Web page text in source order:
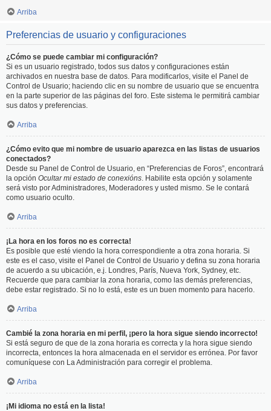
Arriba
Preferencias de usuario y configuraciones
¿Cómo se puede cambiar mi configuración?
Si es un usuario registrado, todos sus datos y configuraciones están
archivados en nuestra base de datos. Para modificarlos, visite el Panel de
Control de Usuario; haciendo clic en su nombre de usuario que se encuentra
en la parte superior de las páginas del foro. Este sistema le permitirá cambiar
sus datos y preferencias.
Arriba
¿Cómo evito que mi nombre de usuario aparezca en las listas de usuarios
conectados?
Desde su Panel de Control de Usuario, en “Preferencias de Foros”, encontrará
la opción Ocultar mi estado de conexións. Habilite esta opción y solamente
será visto por Administradores, Moderadores y usted mismo. Se le contará
como usuario oculto.
Arriba
¡La hora en los foros no es correcta!
Es posible que esté viendo la hora correspondiente a otra zona horaria. Si
este es el caso, visite el Panel de Control de Usuario y defina su zona horaria
de acuerdo a su ubicación, e.j. Londres, París, Nueva York, Sydney, etc.
Recuerde que para cambiar la zona horaria, como las demás preferencias,
debe estar registrado. Si no lo está, este es un buen momento para hacerlo.
Arriba
Cambié la zona horaria en mi perfil, ¡pero la hora sigue siendo incorrecto!
Si está seguro de que de la zona horaria es correcta y la hora sigue siendo
incorrecta, entonces la hora almacenada en el servidor es errónea. Por favor
comuníquese con La Administración para corregir el problema.
Arriba
¡Mi idioma no está en la lista!